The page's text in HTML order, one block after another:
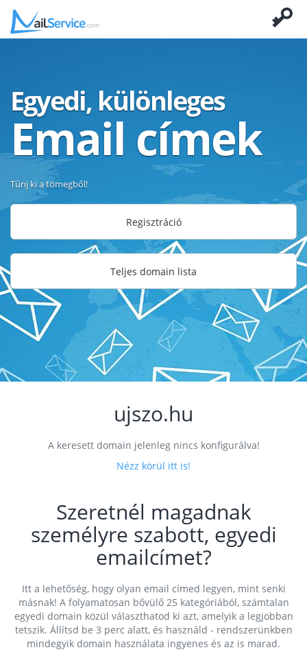
Egyedi, különleges
Email címek
Tűnj ki a tömegből!
Regisztráció
Teljes domain lista
ujszo.hu
A keresett domain jelenleg nincs konfigurálva!
Nézz körül itt is!
Szeretnél magadnak
személyre szabott, egyedi
emailcímet?
Itt a lehetőség, hogy olyan email címed legyen, mint senki
másnak! A folyamatosan bővülő 25 kategóriából, számtalan
egyedi domain közül választhatod ki azt, amelyik a legjobban
tetszik. Állítsd be 3 perc alatt, és használd - rendszerünkben
mindegyik domain használata ingyenes és az is marad.